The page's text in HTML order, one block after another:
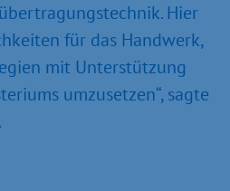
Hier
für das Handwerk,
mit Unterstützung
umzusetzen“, sagte